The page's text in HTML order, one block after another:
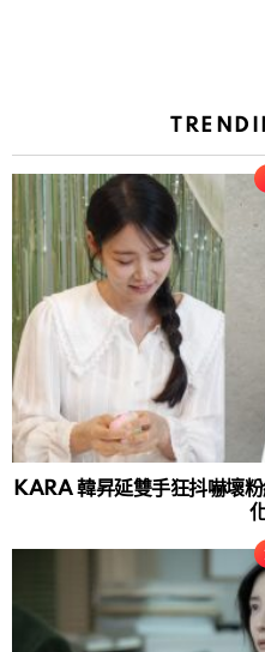
KARA 韓昇延雙手狂抖嚇壞